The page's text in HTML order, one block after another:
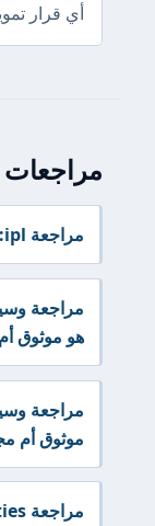
أي قرار
مراجعة ipl: هل يستحق التجربة في 2026؟
هو موثوق
موثوق أم